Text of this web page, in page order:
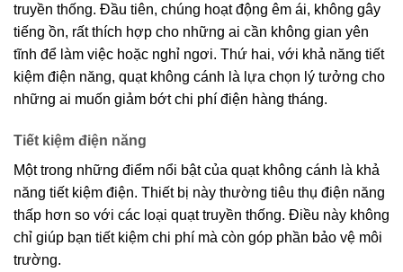
truyền thống. Đầu tiên, chúng hoạt động êm ái, không gây
tiếng ồn, rất thích hợp cho những ai cần không gian yên
tĩnh để làm việc hoặc nghỉ ngơi. Thứ hai, với khả năng tiết
kiệm điện năng, quạt không cánh là lựa chọn lý tưởng cho
những ai muốn giảm bớt chi phí điện hàng tháng.
Tiết kiệm điện năng
Một trong những điểm nổi bật của quạt không cánh là khả
năng tiết kiệm điện. Thiết bị này thường tiêu thụ điện năng
thấp hơn so với các loại quạt truyền thống. Điều này không
chỉ giúp bạn tiết kiệm chi phí mà còn góp phần bảo vệ môi
trường.